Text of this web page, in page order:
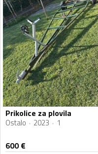
Prikolice za plovila
Ostalo 2023 1
600€